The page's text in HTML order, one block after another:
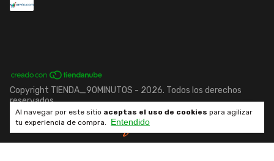
Al navegar por este sitio aceptas el uso de cookies para agilizar
tu experiencia de compra.
Entendido
Copyright TIENDA_90MINUTOS - 2026. Todos los derechos
reservados.
Desarrollado por fenrir.cl